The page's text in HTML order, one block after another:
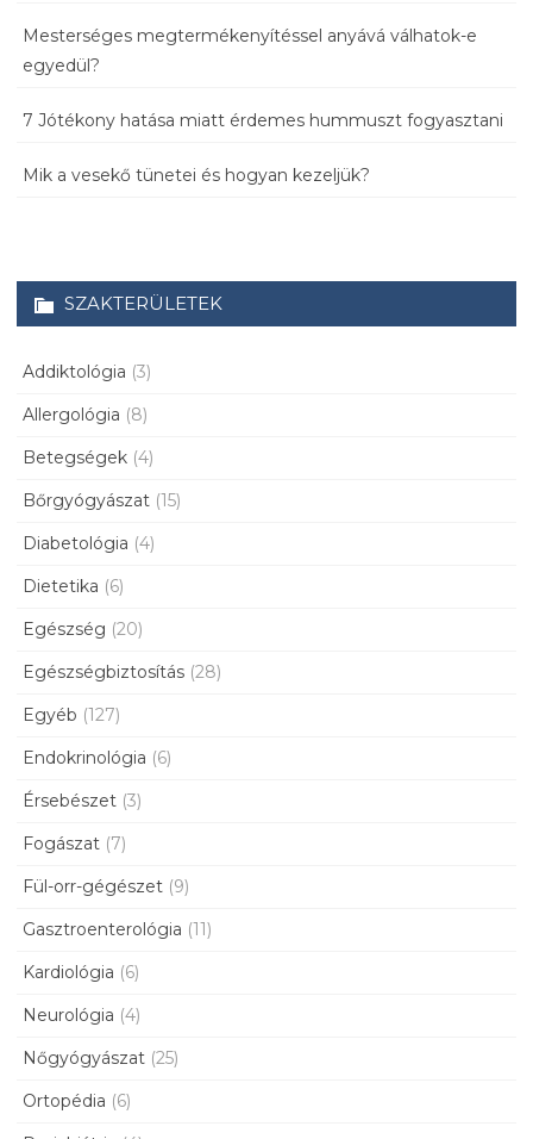
Mesterséges megtermékenyítéssel anyává válhatok-e
egyedül?
7 Jótékony hatása miatt érdemes hummuszt fogyasztani
Mik a vesekő tünetei és hogyan kezeljük?
SZAKTERÜLETEK
Addiktológia (3)
Allergológia (8)
Betegségek (4)
Bőrgyógyászat (15)
Diabetológia (4)
Dietetika (6)
Egészség (20)
Egészségbiztosítás (28)
Egyéb (127)
Endokrinológia (6)
Érsebészet (3)
Fogászat (7)
Fül-orr-gégészet (9)
Gasztroenterológia (11)
Kardiológia (6)
Neurológia (4)
Nőgyógyászat (25)
Ortopédia (6)